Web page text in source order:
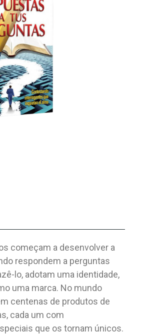
começam a desenvolver a
respondem a perguntas
lo, adotam uma identidade,
uma marca. No mundo
centenas de produtos de
cada um com
que os tornam únicos.